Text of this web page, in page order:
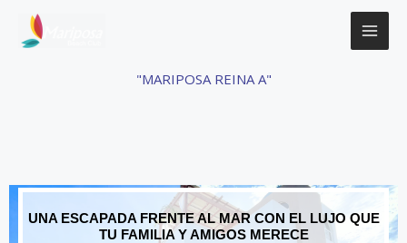
content
"MARIPOSA REINA A"
UNA ESCAPADA FRENTE AL MAR CON EL LUJO QUE
TU FAMILIA Y AMIGOS MERECE